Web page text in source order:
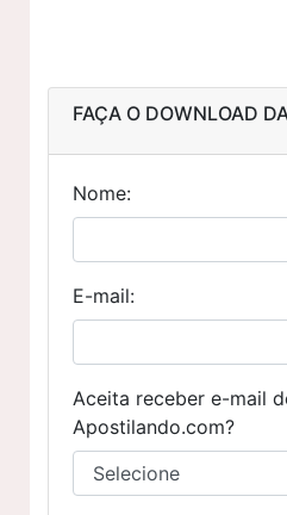
FAÇA O DOWNLOAD
Nome:
E-mail:
Aceita receber e-mail
Apostilando.com?